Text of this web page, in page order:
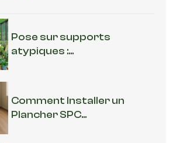
Pose sur supports
atypiques :...
Comment Installer un
Plancher SPC...